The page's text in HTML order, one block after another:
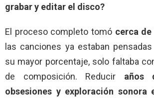
grabar y editar el disco?
El proceso completo tomó cerca de
las canciones ya estaban
su mayor porcentaje, solo faltaba
de composición. Reducir años
obsesiones y exploración sonora